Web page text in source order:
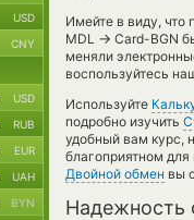
Имейте в виду, что
MDL → Card-BGN
меняли
воспользуйтесь
Используйте
подробно изучить
удобный вам курс,
благоприятном
Двойной обмен вы
Надежность
USD
CNY
USD
RUB
EUR
UAH
BYN